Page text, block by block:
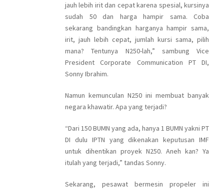
jauh lebih irit dan cepat karena spesial, kursinya
sudah 50 dan harga hampir sama. Coba
sekarang bandingkan harganya hampir sama,
irit, jauh lebih cepat, jumlah kursi sama, pilih
mana? Tentunya N250-lah,” sambung Vice
President Corporate Communication PT DI,
Sonny Ibrahim.
Namun kemunculan N250 ini membuat banyak
negara khawatir. Apa yang terjadi?
“Dari 150 BUMN yang ada, hanya 1 BUMN yakni PT
DI dulu IPTN yang dikenakan keputusan IMF
untuk dihentikan proyek N250. Aneh kan? Ya
itulah yang terjadi,” tandas Sonny.
Sekarang, pesawat bermesin propeler ini